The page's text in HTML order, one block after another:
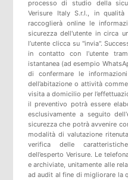
processo di studio della
Verisure Italy S.r.l., in
raccoglierà online le
sicurezza dell'utente in circa
l’utente clicca su "invia".
in contatto con l’utente
istantanea (ad esempio
di confermare le
dell’abitazione o attività
visita a domicilio per
il preventivo potrà essere
esclusivamente a seguito
sicurezza che potrà avvenire
modalità di valutazione
verifica delle
dell’esperto Verisure. Le
e archiviate, unitamente alle
ad audit al fine di migliorare la